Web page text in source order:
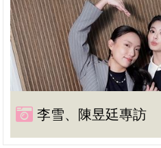
李雪、陳昱廷專訪